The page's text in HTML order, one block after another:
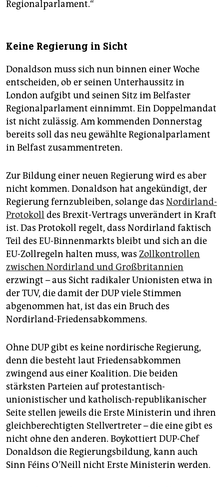
Regionalparlament.“
Keine Regierung in Sicht
Donaldson muss sich nun binnen einer Woche
entscheiden, ob er seinen Unterhaussitz in
London aufgibt und seinen Sitz im Belfaster
Regionalparlament einnimmt. Ein Doppelmandat
ist nicht zulässig. Am kommenden Donnerstag
bereits soll das neu gewählte Regionalparlament
in Belfast zusammentreten.
Zur Bildung einer neuen Regierung wird es aber
nicht kommen. Donaldson hat angekündigt, der
Regierung fernzubleiben, solange das Nordirland-
Protokoll des Brexit-Vertrags unverändert in Kraft
ist. Das Protokoll regelt, dass Nordirland faktisch
Teil des EU-Binnenmarkts bleibt und sich an die
EU-Zollregeln halten muss, was Zollkontrollen
zwischen Nordirland und Großbritannien
erzwingt – aus Sicht radikaler Unio­nis­ten etwa in
der TUV, die damit der DUP viele Stimmen
abgenommen hat, ist das ein Bruch des
Nordirland-Friedensabkommens.
Ohne DUP gibt es keine nordirische Regierung,
denn die besteht laut Friedensabkommen
zwingend aus einer Koalition. Die beiden
stärksten Parteien auf protestantisch-
unionistischer und katholisch-republikanischer
Seite stellen jeweils die Erste Ministerin und ihren
gleichberechtigten Stellvertreter – die eine gibt es
nicht ohne den anderen. Boykottiert DUP-Chef
Donaldson die Regierungsbildung, kann auch
Sinn Féins O’Neill nicht Erste Ministerin werden.